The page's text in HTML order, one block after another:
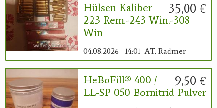
35,00 €
Hülsen Kaliber
223 Rem.-243 Win.-308
Win
04.08.2026 - 14:01 AT, Radmer
9,50 €
HeBoFill® 400 /
LL-SP 050 Bornitrid Pulver